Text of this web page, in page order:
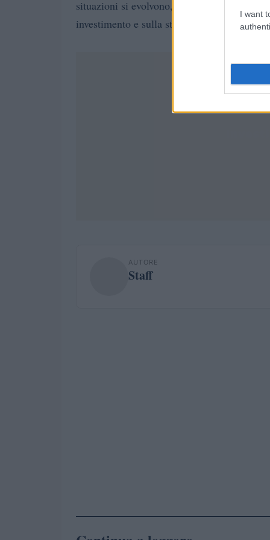
I want
situazioni si evolvono, poiché potrebbero
investimento e sulla stabilità del mercato.
AUTORE
Staff